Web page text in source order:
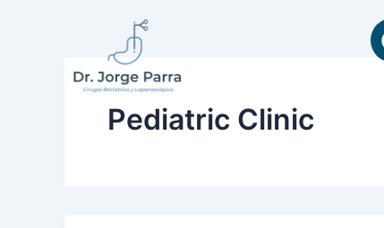
Pediatric Clinic